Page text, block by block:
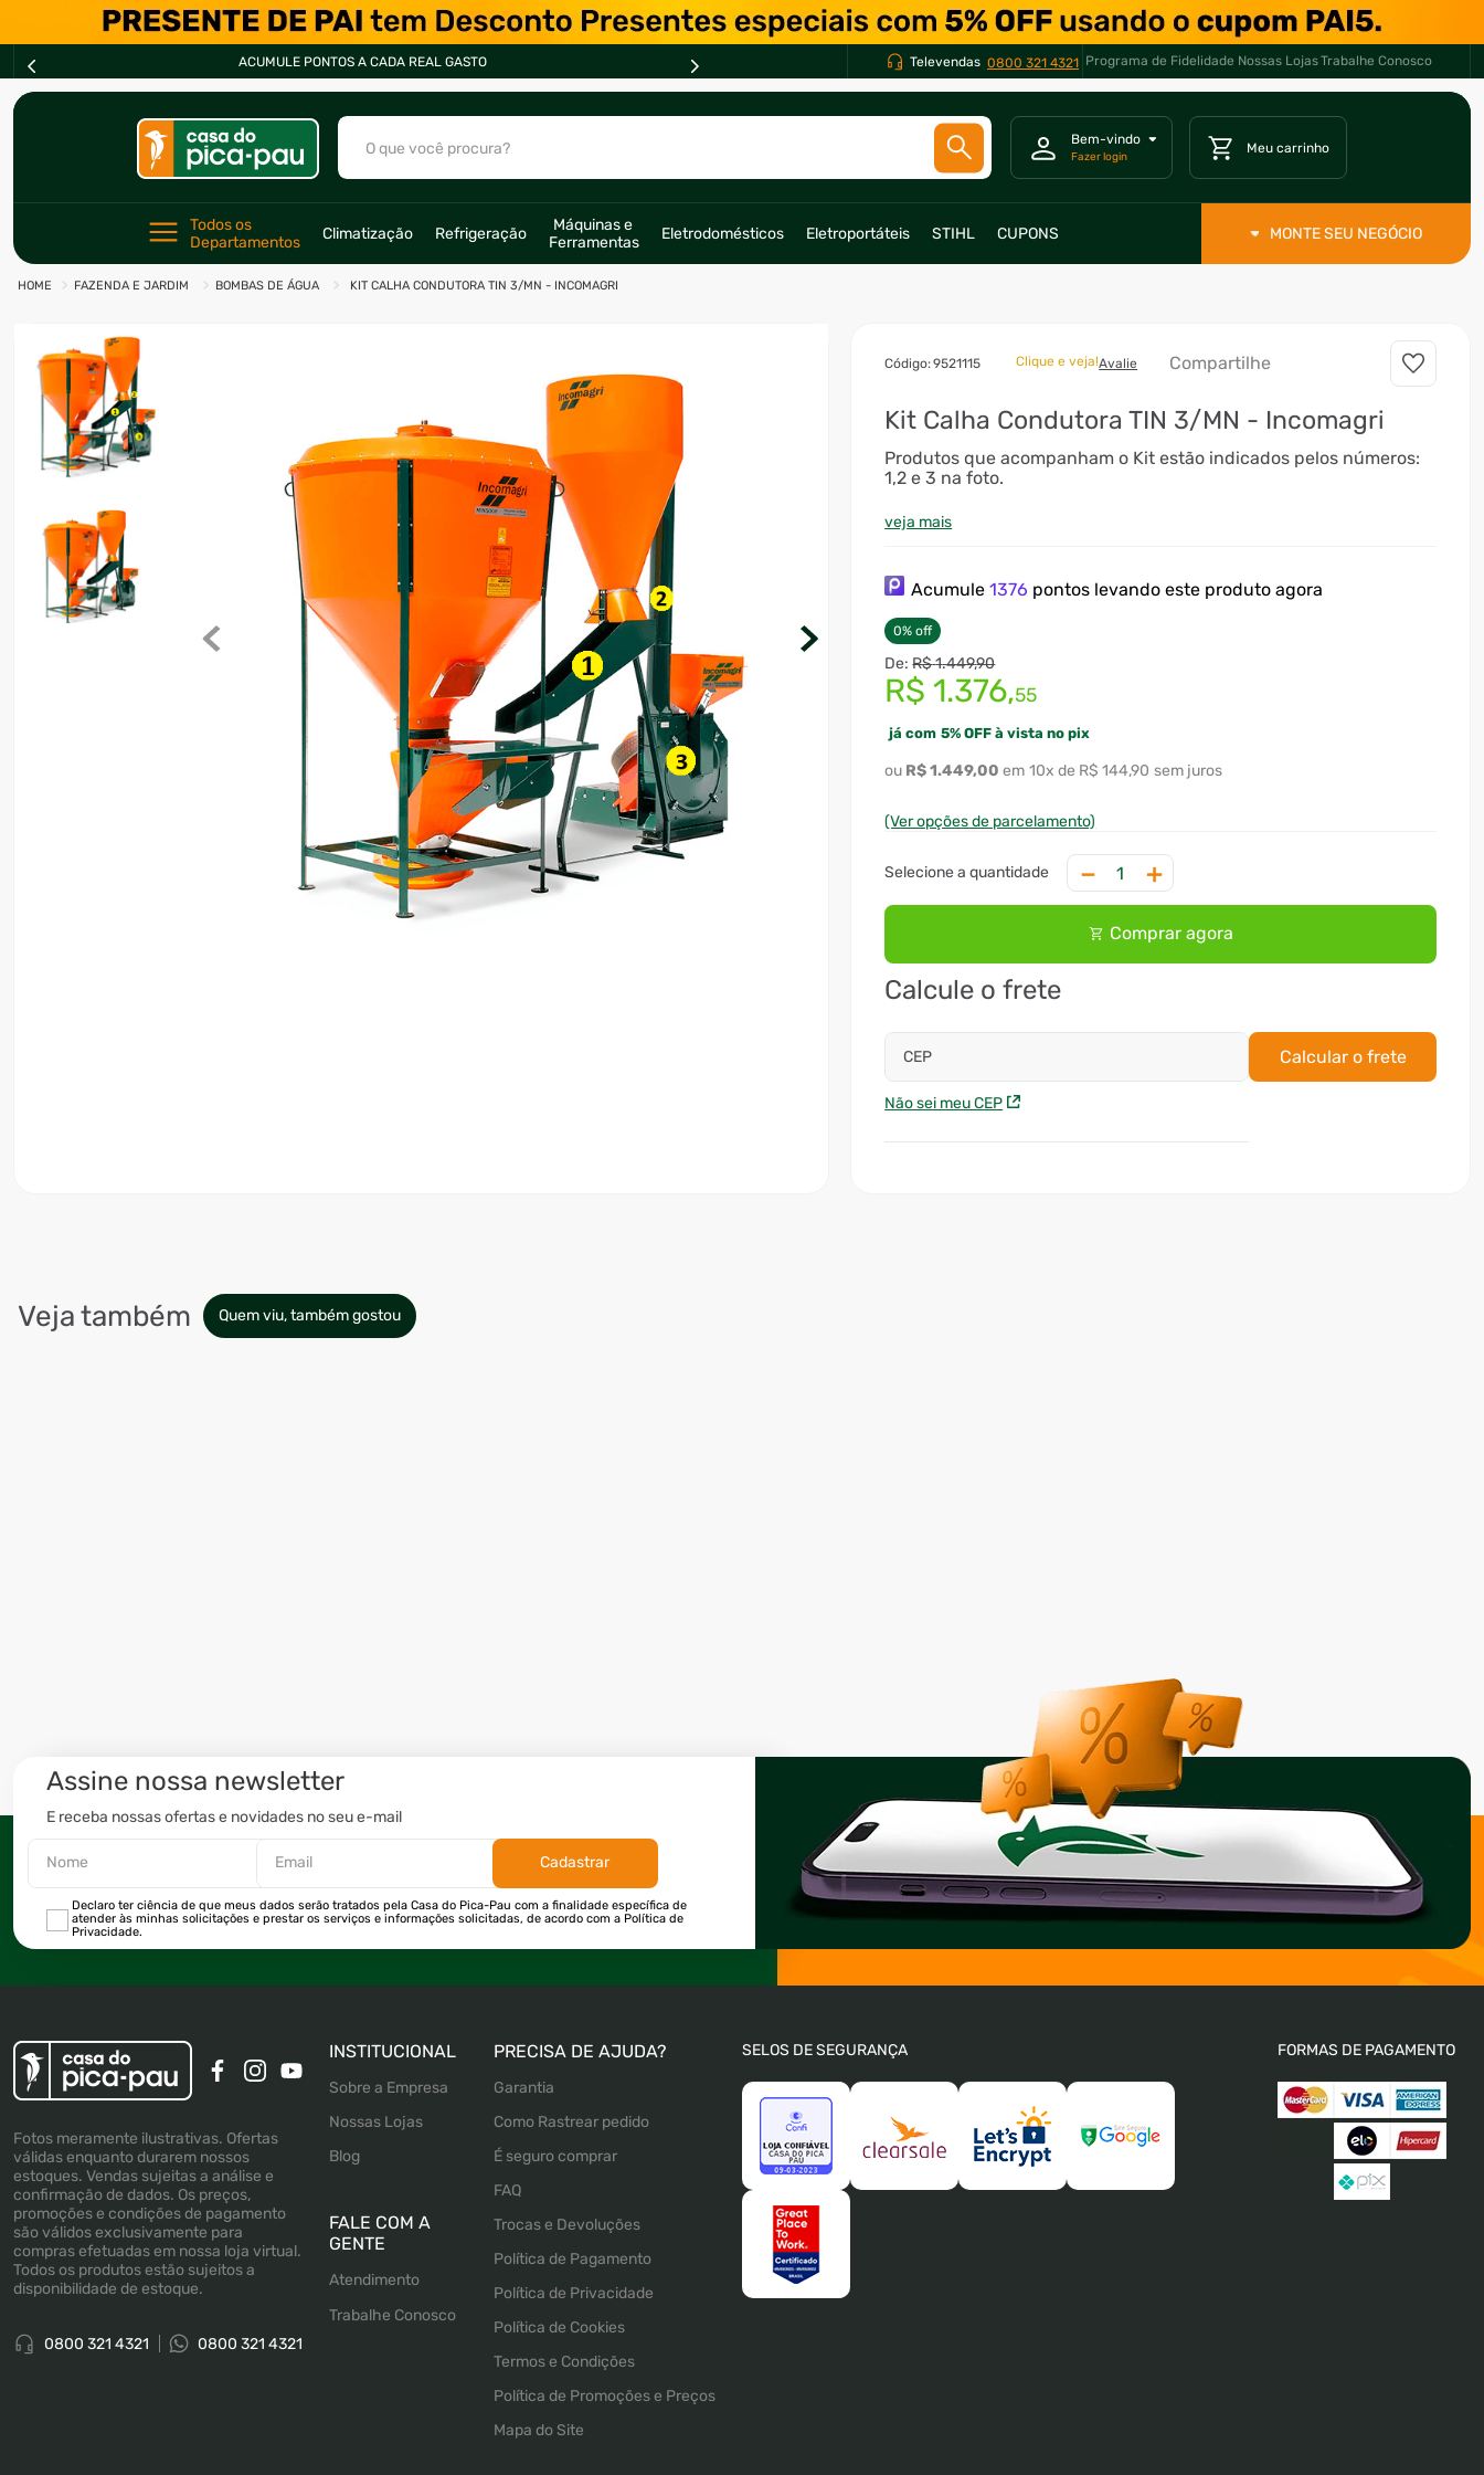
ACUMULE PONTOS A CADA REAL GASTO Televendas 0800 321 4321 Programa de Fidelidade Nossas LojasTrabalhe Conosco
O que você procura?
Todos os
Departamentos
Climatização Refrigeração
Máquinas e
Ferramentas
Eletrodomésticos Eletroportáteis STIHL CUPONS MONTE SEU NEGÓCIO
FAZENDA E JARDIM BOMBAS DE ÁGUA KIT CALHA CONDUTORA TIN 3/MN - INCOMAGRI
:9521115 Clique e veja!Avalie Compartilhe
Kit Calha Condutora TIN 3/MN - Incomagri
Produtos que acompanham o Kit estão indicados pelos números:
1,2 e 3 na foto.
veja mais
Acumule1376 pontos levando este produto agora
0% off
R$1.449,90
R$ 1.376,55
já com 5% OFF à vista no pix
R$1.449,00 10x R$ 144,90 sem juros
(Ver opções de parcelamento)
＋
－
Comprar agora
Calcule o frete
CEP
Não sei meu CEP
Calcular o frete
Veja também Quem viu, também gostou
Assine nossa newsletter
E receba nossas ofertas e novidades no seu e-mail
Cadastrar
Declaro ter ciência de que meus dados serão tratados pela Casa do Pica-Pau com a finalidade específica de
atender às minhas solicitações e prestar os serviços e informações solicitadas, de acordo com a Política de
Privacidade.
Fotos meramente ilustrativas. Ofertas
válidas enquanto durarem nossos
estoques. Vendas sujeitas a análise e
confirmação de dados. Os preços,
promoções e condições de pagamento
são válidos exclusivamente para
compras efetuadas em nossa loja virtual.
Todos os produtos estão sujeitos a
disponibilidade de estoque.
0800 321 4321 0800 321 4321
INSTITUCIONAL
Sobre a Empresa
Nossas Lojas
Blog
FALE COM A
GENTE
Trabalhe Conosco
Atendimento
PRECISA DE AJUDA?
Garantia
Como Rastrear pedido
É seguro comprar
FAQ
Trocas e Devoluções
Política de Pagamento
Política de Privacidade
Política de Cookies
Termos e Condições
Política de Promoções e Preços
Mapa do Site
SELOS DE SEGURANÇA FORMAS DE PAGAMENTO
2 º
freezer
6º
soprador
ventilador
10º lavadora